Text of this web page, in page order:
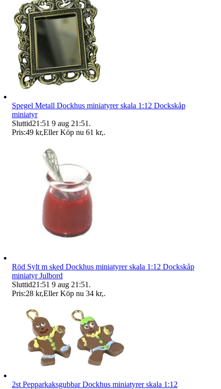
Spegel Metall Dockhus miniatyrer skala 1:12 Dockskåp
miniatyr
Sluttid21:51 9 aug 21:51 .
Pris:49 kr,Eller Köp nu 61 kr,.
Röd Sylt m sked Dockhus miniatyrer skala 1:12 Dockskåp
miniatyr Julbord
Sluttid21:51 9 aug 21:51 .
Pris:28 kr,Eller Köp nu 34 kr,.
2st Pepparkaksgubbar Dockhus miniatyrer skala 1:12